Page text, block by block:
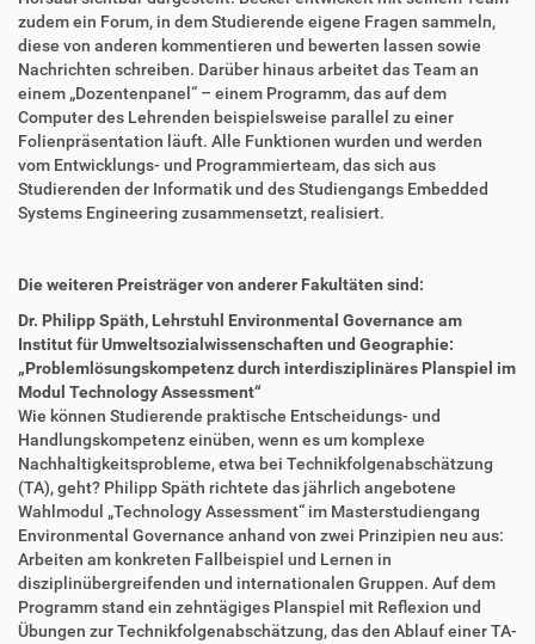
zudem ein Forum, in dem Studierende eigene Fragen sammeln,
diese von anderen kommentieren und bewerten lassen sowie
Nachrichten schreiben. Darüber hinaus arbeitet das Team an
einem „Dozentenpanel“ – einem Programm, das auf dem
Computer des Lehrenden beispielsweise parallel zu einer
Folienpräsentation läuft. Alle Funktionen wurden und werden
vom Entwicklungs- und Programmierteam, das sich aus
Studierenden der Informatik und des Studiengangs Embedded
Systems Engineering zusammensetzt, realisiert.
Die weiteren Preisträger von anderer Fakultäten sind:
Dr. Philipp Späth, Lehrstuhl Environmental Governance am
Institut für Umweltsozialwissenschaften und Geographie:
„Problemlösungskompetenz durch interdisziplinäres Planspiel im
Modul Technology Assessment“
Wie können Studierende praktische Entscheidungs- und
Handlungskompetenz einüben, wenn es um komplexe
Nachhaltigkeitsprobleme, etwa bei Technikfolgenabschätzung
(TA), geht? Philipp Späth richtete das jährlich angebotene
Wahlmodul „Technology Assessment“ im Masterstudiengang
Environmental Governance anhand von zwei Prinzipien neu aus:
Arbeiten am konkreten Fallbeispiel und Lernen in
disziplinübergreifenden und internationalen Gruppen. Auf dem
Programm stand ein zehntägiges Planspiel mit Reflexion und
Übungen zur Technikfolgenabschätzung, das den Ablauf einer TA-